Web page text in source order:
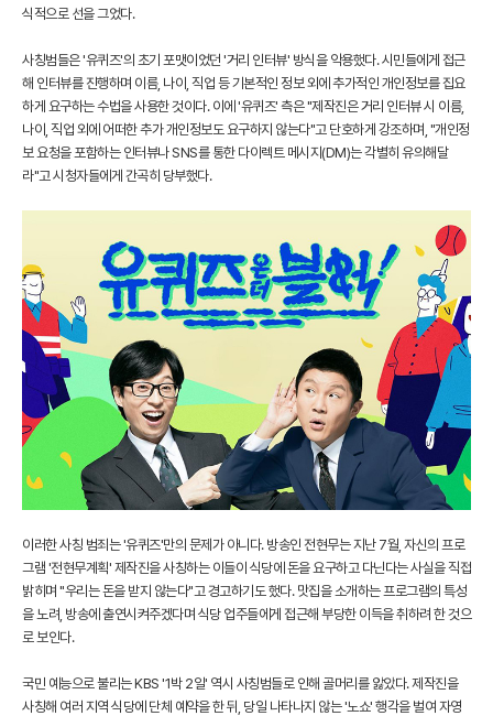
식적으로 선을 그었다.
사칭범들은 '유퀴즈'의 초기 포맷이었던 '거리 인터뷰' 방식을 악용했다. 시민들에게 접근
해 인터뷰를 진행하며 이름, 나이, 직업 등 기본적인 정보 외에 추가적인 개인정보를 집요
하게 요구하는 수법을 사용한 것이다. 이에 '유퀴즈' 측은 "제작진은 거리 인터뷰 시 이름,
나이, 직업 외에 어떠한 추가 개인정보도 요구하지 않는다"고 단호하게 강조하며, "개인정
보 요청을 포함하는 인터뷰나 SNS를 통한 다이렉트 메시지(DM)는 각별히 유의해달
라"고 시청자들에게 간곡히 당부했다.
이러한 사칭 범죄는 '유퀴즈'만의 문제가 아니다. 방송인 전현무는 지난 7월, 자신의 프로
그램 '전현무계획' 제작진을 사칭하는 이들이 식당에 돈을 요구하고 다닌다는 사실을 직접
밝히며 "우리는 돈을 받지 않는다"고 경고하기도 했다. 맛집을 소개하는 프로그램의 특성
을 노려, 방송에 출연시켜주겠다며 식당 업주들에게 접근해 부당한 이득을 취하려 한 것으
로 보인다.
국민 예능으로 불리는 KBS '1박 2일' 역시 사칭범들로 인해 골머리를 앓았다. 제작진을
사칭해 여러 지역 식당에 단체 예약을 한 뒤, 당일 나타나지 않는 '노쇼' 행각을 벌여 자영